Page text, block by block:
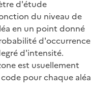
d'étude
du niveau de
en un point donné
d'occurrence
d'intensité.
est usuellement
pour chaque aléa